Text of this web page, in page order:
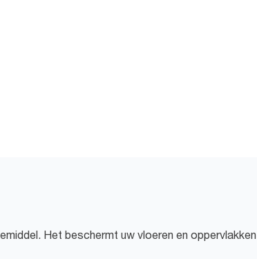
Het beschermt uw vloeren en oppervlakken